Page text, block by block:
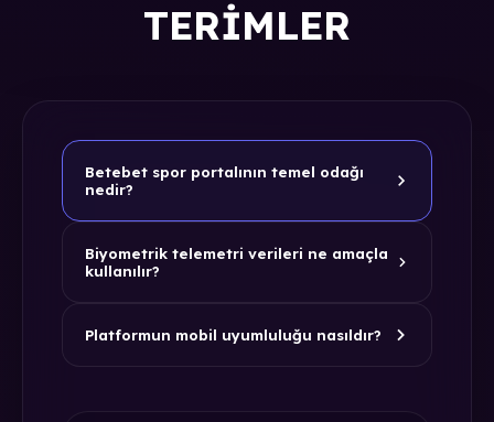
TERIMLER
Betebet spor portalının temel odağı
nedir?
Biyometrik telemetri verileri ne amaçla
kullanılır?
Platformun mobil uyumluluğu nasıldır?